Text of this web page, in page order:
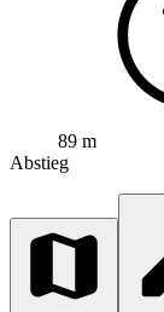
89 m
Abstieg